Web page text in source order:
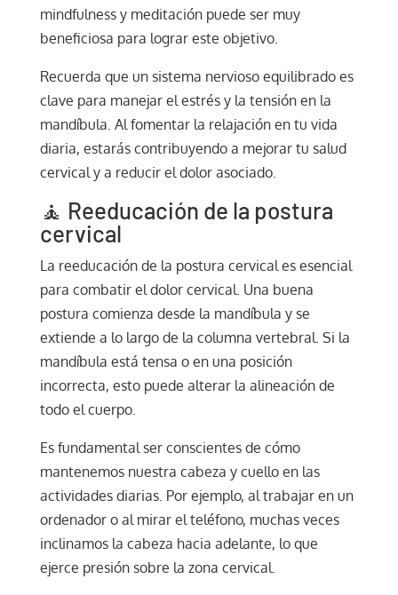
mindfulness y meditación puede ser muy
beneficiosa para lograr este objetivo.
Recuerda que un sistema nervioso equilibrado es
clave para manejar el estrés y la tensión en la
mandíbula. Al fomentar la relajación en tu vida
diaria, estarás contribuyendo a mejorar tu salud
cervical y a reducir el dolor asociado.
🧘 Reeducación de la postura
cervical
La reeducación de la postura cervical es esencial
para combatir el dolor cervical. Una buena
postura comienza desde la mandíbula y se
extiende a lo largo de la columna vertebral. Si la
mandíbula está tensa o en una posición
incorrecta, esto puede alterar la alineación de
todo el cuerpo.
Es fundamental ser conscientes de cómo
mantenemos nuestra cabeza y cuello en las
actividades diarias. Por ejemplo, al trabajar en un
ordenador o al mirar el teléfono, muchas veces
inclinamos la cabeza hacia adelante, lo que
ejerce presión sobre la zona cervical.